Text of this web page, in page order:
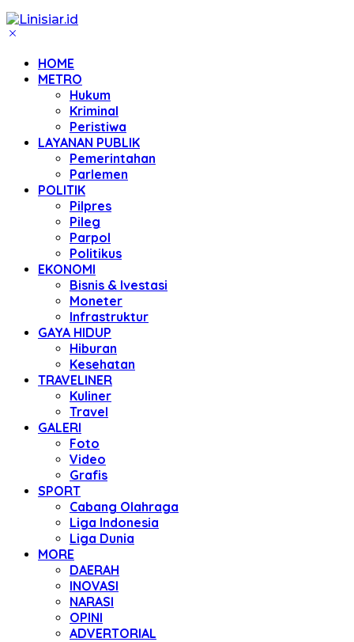
HOME
METRO
Hukum
Kriminal
Peristiwa
LAYANAN PUBLIK
Pemerintahan
Parlemen
POLITIK
Pilpres
Pileg
Parpol
Politikus
EKONOMI
Bisnis & Ivestasi
Moneter
Infrastruktur
GAYA HIDUP
Hiburan
Kesehatan
TRAVELINER
Kuliner
Travel
GALERI
Foto
Video
Grafis
SPORT
Cabang Olahraga
Liga Indonesia
Liga Dunia
MORE
DAERAH
INOVASI
NARASI
OPINI
ADVERTORIAL